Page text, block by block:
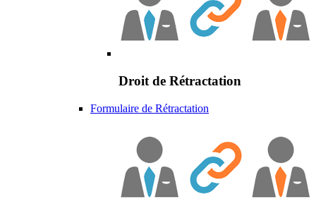
Droit de Rétractation
Formulaire de Rétractation